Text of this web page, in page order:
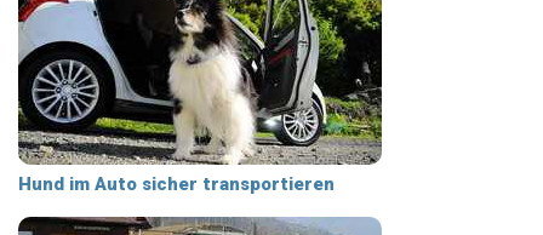
Hund im Auto sicher transportieren